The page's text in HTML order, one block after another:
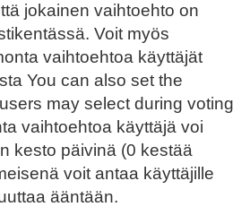
jokainen vaihtoehto on
Voit myös
vaihtoehtoa käyttäjät
You can also set the
may select during voting
vaihtoehtoa käyttäjä voi
kesto päivinä (0 kestää
voit antaa käyttäjille
ääntään.